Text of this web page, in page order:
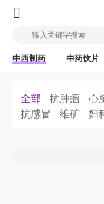
中西制药 中药饮片
全部 抗肿瘤 心
抗感冒
维矿 妇